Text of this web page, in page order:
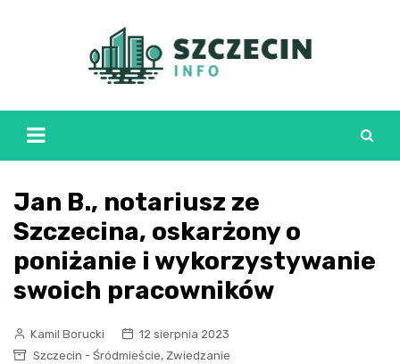
Jan B., notariusz ze
Szczecina, oskarżony o
poniżanie i wykorzystywanie
swoich pracowników
Kamil Borucki
12 sierpnia 2023
Szczecin - Śródmieście, Zwiedzanie